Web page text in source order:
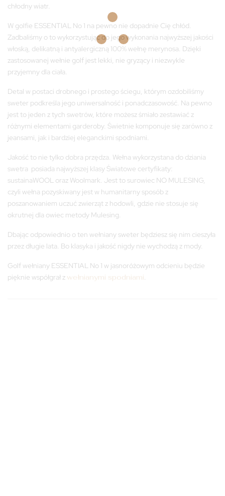
chłodny wiatr.
W golfie ESSENTIAL No 1 na pewno nie dopadnie Cię chłód.
Zadbaliśmy o to wykorzystując do jego wykonania najwyższej jakości
włoską, delikatną i antyalergiczną 100% wełnę merynosa. Dzięki
zastosowanej wełnie golf jest lekki, nie gryzący i niezwykle
przyjemny dla ciała.
Detal w postaci drobnego i prostego ściegu, którym ozdobiliśmy
sweter podkreśla jego uniwersalność i ponadczasowość. Na pewno
jest to jeden z tych swetrów, które możesz śmiało zestawiać z
różnymi elementami garderoby. Świetnie komponuje się zarówno z
jeansami, jak i bardziej eleganckimi spodniami.
Jakość to nie tylko dobra przędza. Wełna wykorzystana do dziania
swetra posiada najwyższej klasy Światowe certyfikaty:
sustainaWOOL oraz Woolmark. Jest to surowiec NO MULESING,
czyli wełna pozyskiwany jest w humanitarny sposób z
poszanowaniem uczuć zwierząt z hodowli, gdzie nie stosuje się
okrutnej dla owiec metody Mulesing.
Dbając odpowiednio o ten wełniany sweter będziesz się nim cieszyła
przez długie lata. Bo klasyka i jakość nigdy nie wychodzą z mody.
Golf wełniany ESSENTIAL No 1 w jasnoróżowym odcieniu będzie
pięknie współgrał z wełnianymi spodniami.